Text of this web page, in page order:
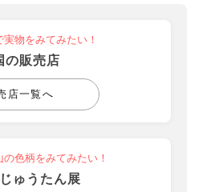
実物をみてみたい！
の販売店
店一覧へ
色柄をみてみたい！
ゅうたん展